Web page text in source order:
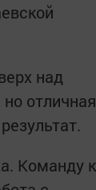
над
отличная
Команду к